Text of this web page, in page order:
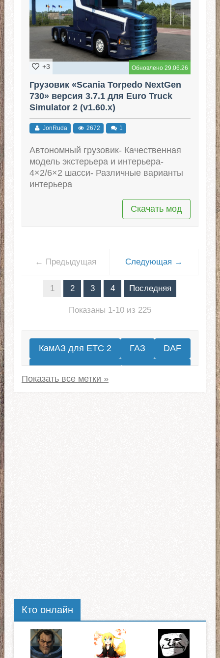
Обновлено 29.06.26
+3
Грузовик «Scania Torpedo NextGen
730» версия 3.7.1 для Euro Truck
Simulator 2 (v1.60.x)
JonRuda 2672 1
Автономный грузовик- Качественная
модель экстерьера и интерьера-
4×2/6×2 шасси- Различные варианты
интерьера
Скачать мод
← Предыдущая Следующая →
1 2 3 4 Последняя
Показаны 1-10 из 225
КамАЗ для ЕТС 2 ГАЗ DAF
Renault
Кто онлайн